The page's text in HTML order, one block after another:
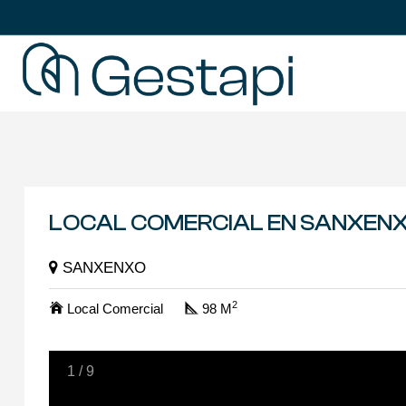
LOCAL COMERCIAL EN
SANXENXO
Local Comercial 98 M2
1 /9